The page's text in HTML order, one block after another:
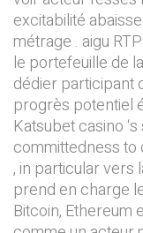
excitabilité
métrage . aigu
le portefeuille de
dédier participant
progrès potentiel
Katsubet casino
committedness to
, in particular vers
prend en charge
Bitcoin, Ethereum